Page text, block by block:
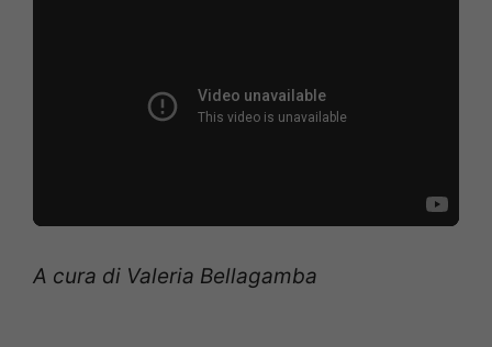
A cura di Valeria Bellagamba